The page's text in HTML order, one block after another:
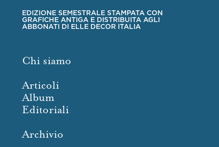
EDIZIONE SEMESTRALE STAMPATA CON
GRAFICHE ANTIGA E DISTRIBUITA AGLI
ABBONATI DI ELLE DECOR ITALIA
Chi siamo
Articoli
Album
Editoriali
Archivio